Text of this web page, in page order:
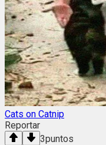
Cats on Catnip
Reportar
3puntos